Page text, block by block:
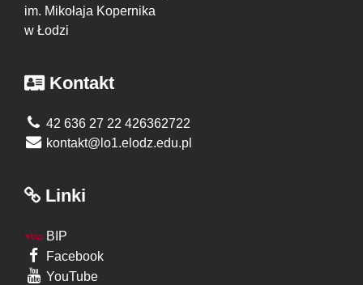
im. Mikołaja Kopernika
w Łodzi
Kontakt
42 636 27 22 426362722
kontakt@lo1.elodz.edu.pl
Linki
BIP
Facebook
YouTube